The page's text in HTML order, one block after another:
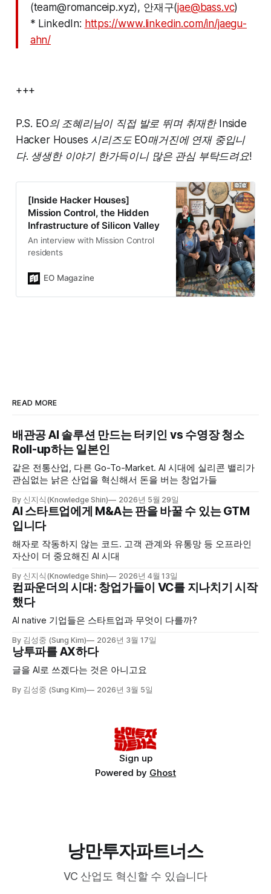
(team@romanceip.xyz), 안재구(jae@bass.vc)
* LinkedIn: https://www.linkedin.com/in/jaegu-
ahn/
+++
P.S. EO의 조혜리님이 직접 발로 뛰며 취재한 Inside
Hacker Houses 시리즈도 EO매거진에 연재 중입니
다. 생생한 이야기 한가득이니 많은 관심 부탁드려요!
[Inside Hacker Houses]
Mission Control, the Hidden
Infrastructure of Silicon Valley
An interview with Mission Control
residents
EO Magazine
READ MORE
배관공 AI 솔루션 만드는 터키인 vs 수영장 청소
Roll-up하는 일본인
같은 전통산업, 다른 Go-To-Market. AI 시대에 실리콘 밸리가
관심없는 낡은 산업을 혁신해서 돈을 버는 창업가들
By 신지식(Knowledge Shin) 2026년 5월 29일
AI 스타트업에게 M&A는 판을 바꿀 수 있는 GTM
입니다
해자로 작동하지 않는 코드. 고객 관계와 유통망 등 오프라인
자산이 더 중요해진 AI 시대
By 신지식(Knowledge Shin) 2026년 4월 13일
컴파운더의 시대: 창업가들이 VC를 지나치기 시작
했다
AI native 기업들은 스타트업과 무엇이 다를까?
By 김성중 (Sung Kim) 2026년 3월 17일
낭투파를 AX하다
글을 AI로 쓰겠다는 것은 아니고요
By 김성중 (Sung Kim) 2026년 3월 5일
Sign up
Powered by Ghost
낭만투자파트너스
VC 산업도 혁신할 수 있습니다